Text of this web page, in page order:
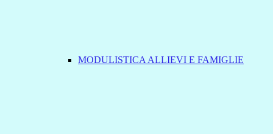
MODULISTICA ALLIEVI E FAMIGLIE